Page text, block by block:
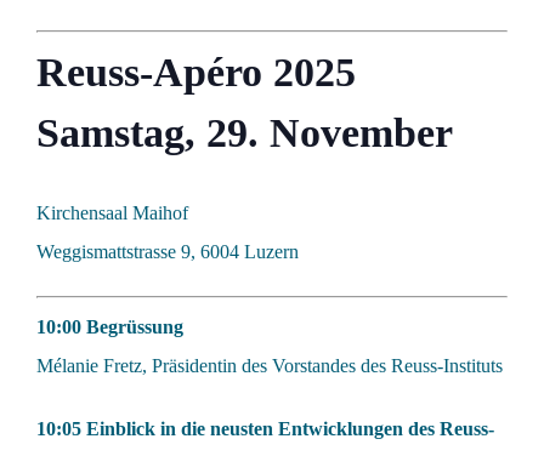
Reuss-Apéro 2025
Samstag, 29. November
Kirchensaal Maihof
Weggismattstrasse 9, 6004 Luzern
10:00 Begrüssung
Mélanie Fretz, Präsidentin des Vorstandes des Reuss-Instituts
10:05 Einblick in die neusten Entwicklungen des Reuss-